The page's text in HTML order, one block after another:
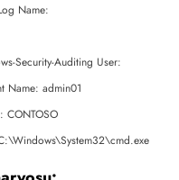
Name:
Security-Auditing User:
Name: admin01
CONTOSO